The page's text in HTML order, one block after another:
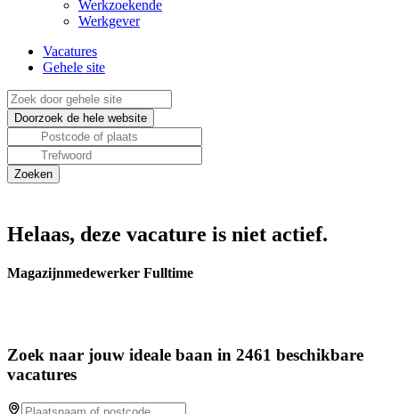
Werkzoekende
Werkgever
Vacatures
Gehele site
Helaas, deze vacature is niet actief.
Magazijnmedewerker Fulltime
Zoek naar jouw ideale baan in 2461 beschikbare
vacatures